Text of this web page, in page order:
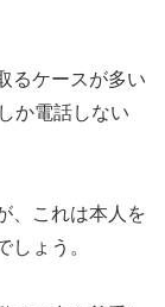
るケースが多い
か電話しない
、これは本人を
しょう。